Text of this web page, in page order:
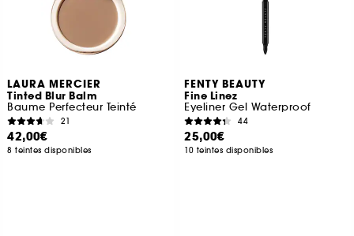
LAURA MERCIER
Tinted Blur Balm
Baume Perfecteur Teinté
21
42,00€
8 teintes disponibles
FENTY BEAUTY
Fine Linez
Eyeliner Gel Waterproof
44
25,00€
10 teintes disponibles